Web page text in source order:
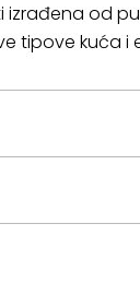
od
tipove kuća